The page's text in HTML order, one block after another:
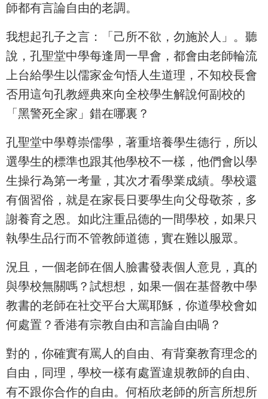
師都有言論自由的老調。
我想起孔子之言：「己所不欲，勿施於人」。聽
說，孔聖堂中學每逢周一早會，都會由老師輪流
上台給學生以儒家金句悟人生道理，不知校長會
否用這句孔教經典來向全校學生解說何副校的
「黑警死全家」錯在哪裏？
孔聖堂中學尊崇儒學，著重培養學生德行，所以
選學生的標準也跟其他學校不一樣，他們會以學
生操行為第一考量，其次才看學業成績。學校還
有個習俗，就是在家長日要學生向父母敬茶，多
謝養育之恩。如此注重品德的一間學校，如果只
執學生品行而不管教師道德，實在難以服眾。
況且，一個老師在個人臉書發表個人意見，真的
與學校無關嗎？試想想，如果一個在基督教中學
教書的老師在社交平台大罵耶穌，你道學校會如
何處置？香港有宗教自由和言論自由喎？
對的，你確實有罵人的自由、有背棄教育理念的
自由，同理，學校一樣有處置違規教師的自由、
有不跟你合作的自由。何栢欣老師的所言所想所